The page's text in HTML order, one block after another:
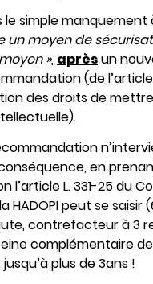
le simple
un moyen de
», aprèsun
(de
des droits de
en
l’article L. 331-25 du
HADOPI peut se saisir
contrefacteur à 3
complémentaire
plus de 3ans !